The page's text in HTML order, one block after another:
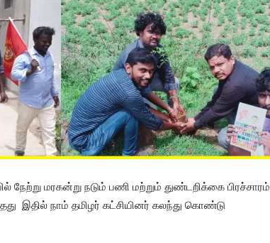
நேற்று மரகன்று நடும் பணி மற்றும் துண்டறிக்கை பிரச்சாரம்
இதில் நாம் தமிழர் கட்சியினர் கலந்து கொண்டு